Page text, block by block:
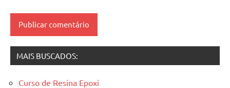
mesas
resinadas
MAIS BUSCADOS:
Curso de Resina Epoxi